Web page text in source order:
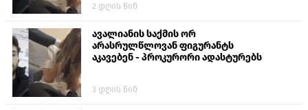
თავს დასხმოდა გიგა ავალიანს“
2 დღის წინ
ავალიანის საქმის ორ
არასრულწლოვან ფიგურანტს
აკავებენ - პროკურორი ადასტურებს
3 დღის წინ